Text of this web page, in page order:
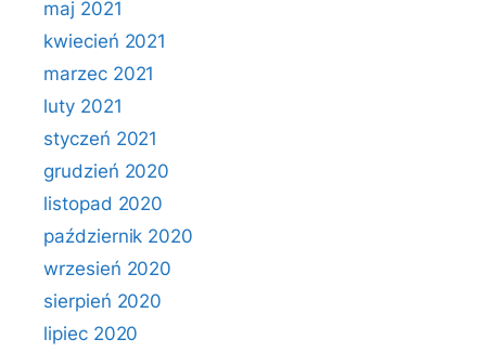
maj 2021
kwiecień 2021
marzec 2021
luty 2021
styczeń 2021
grudzień 2020
listopad 2020
październik 2020
wrzesień 2020
sierpień 2020
lipiec 2020